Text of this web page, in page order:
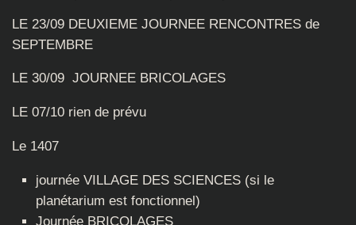
LE 23/09 DEUXIEME JOURNEE RENCONTRES de
SEPTEMBRE
LE 30/09 JOURNEE BRICOLAGES
LE 07/10 rien de prévu
Le 1407
journée VILLAGE DES SCIENCES (si le
planétarium est fonctionnel)
Journée BRICOLAGES